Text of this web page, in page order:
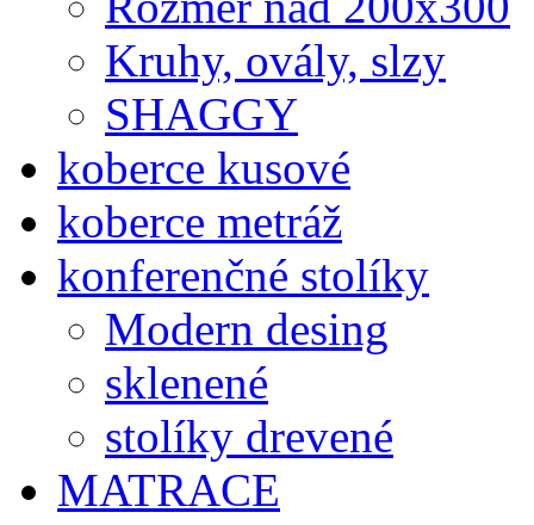
Kruhy, ovály, slzy
SHAGGY
koberce kusové
koberce metráž
konferenčné stolíky
Modern desing
sklenené
stolíky drevené
MATRACE